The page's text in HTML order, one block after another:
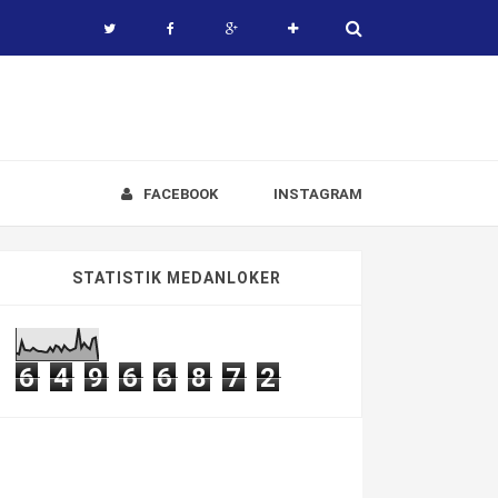
INSTAGRAM
FACEBOOK
STATISTIK MEDANLOKER
6 4 9 6 6 8 7 2